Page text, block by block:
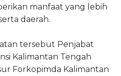
manfaat yang lebih
daerah.
tersebut Penjabat
Kalimantan Tengah
Forkopimda Kalimantan